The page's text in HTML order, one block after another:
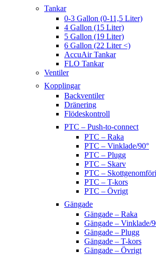
Tankar
0-3 Gallon (0-11,5 Liter)
4 Gallon (15 Liter)
5 Gallon (19 Liter)
6 Gallon (22 Liter <)
AccuAir Tankar
FLO Tankar
Ventiler
Kopplingar
Backventiler
Dränering
Flödeskontroll
PTC – Push-to-connect
PTC – Raka
PTC – Vinklade/90°
PTC – Plugg
PTC – Skarv
PTC –
PTC – T-kors
PTC – Övrigt
Gängade
Gängade – Raka
Gängade – Vinklade/
Gängade – Plugg
Gängade – T-kors
Gängade – Övrigt